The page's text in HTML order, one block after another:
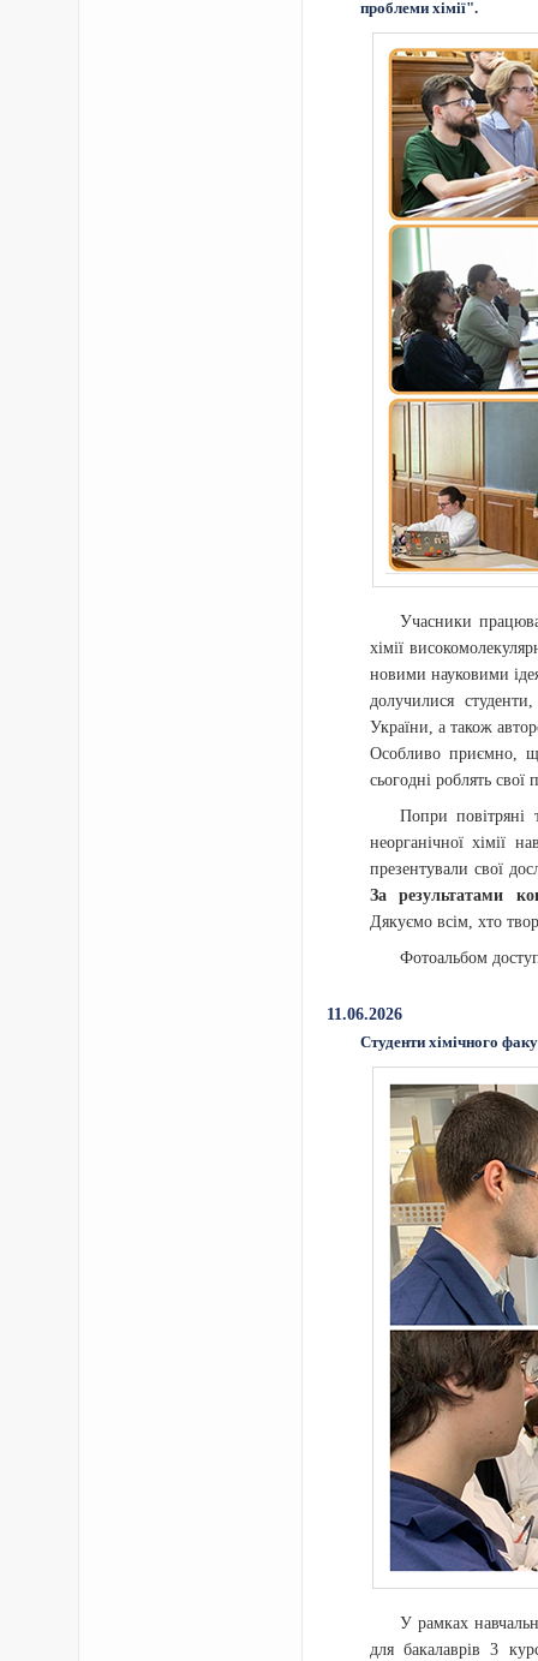
проблеми хімії".
Учасники
хімії
новими науковими
долучилися
України, а також
Особливо приємно,
сьогодні роблять свої
Попри повітряні
неорганічної хімії
презентували свої
За результатами
Дякуємо всім, хто
Фотоальбом
11.06.2026
Студенти хімічного
У рамках
для бакалаврів 3